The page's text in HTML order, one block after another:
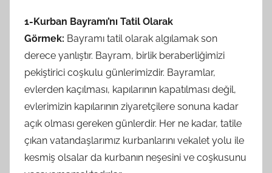
1-Kurban Bayramı’nı Tatil Olarak
Görmek: Bayramı tatil olarak algılamak son
derece yanlıştır. Bayram, birlik beraberliğimizi
pekiştirici coşkulu günlerimizdir. Bayramlar,
evlerden kaçılması, kapılarının kapatılması değil,
evlerimizin kapılarının ziyaretçilere sonuna kadar
açık olması gereken günlerdir. Her ne kadar, tatile
çıkan vatandaşlarımız kurbanlarını vekalet yolu ile
kesmiş olsalar da kurbanın neşesini ve coşkusunu